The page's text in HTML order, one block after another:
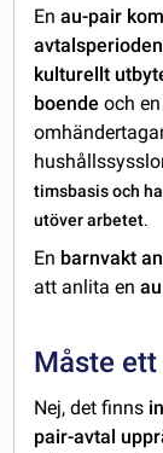
En au-pair
kulturellt
boende och en
timsbasis och
utöver arbetet.
En barnvakt
att anlita en
Måste
Nej, det finns
pair-avtal